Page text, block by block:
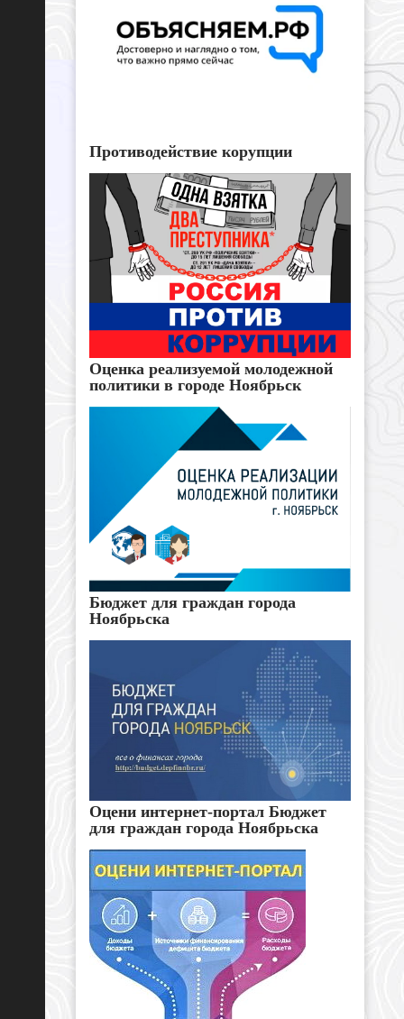
Противодействие корупции
Оценка реализуемой молодежной
политики в городе Ноябрьск
Бюджет для граждан города
Ноябрьска
Оцени интернет-портал Бюджет
для граждан города Ноябрьска